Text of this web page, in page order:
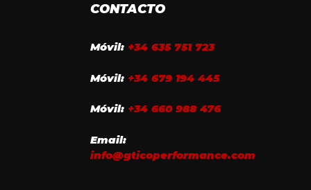
CONTACTO
Móvil: +34 635 751 723
Móvil: +34 679 194 445
Móvil: +34 660 988 476
Email:
info@gticoperformance.com